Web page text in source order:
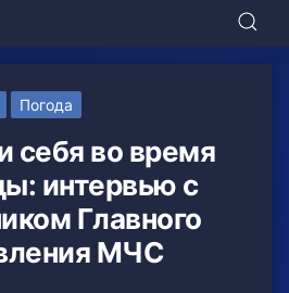
Погода
себя во время
интервью с
Главного
МЧС